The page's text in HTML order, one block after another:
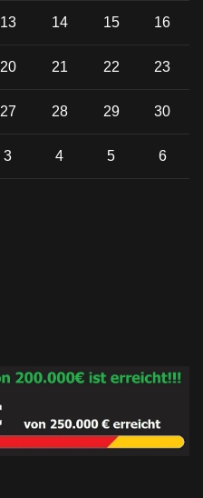
13 14 15 16
20 21 22 23
27 28 29 30
3 4 5
Einzelne 6